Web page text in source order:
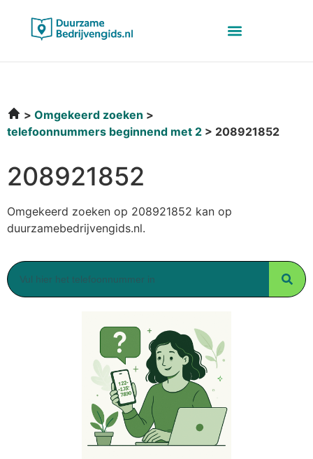
Omgekeerd zoeken
telefoonnummers beginnend met 2
208921852
208921852
Omgekeerd zoeken op 208921852 kan op
duurzamebedrijvengids.nl.